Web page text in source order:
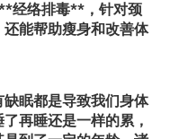
经络排毒**，针对颈
能帮助瘦身和改善体
眠都是导致我们身体
再睡还是一样的累，